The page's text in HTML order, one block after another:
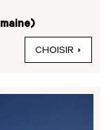
CHOISIR